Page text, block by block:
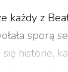
każdy z
sporą
historie,